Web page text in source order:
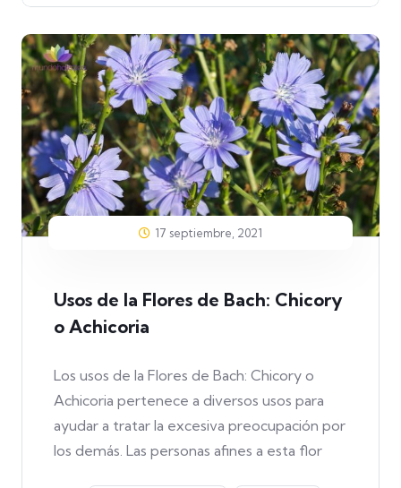
17 septiembre, 2021
Usos de la Flores de Bach: Chicory
o Achicoria
Los usos de la Flores de Bach: Chicory o
Achicoria pertenece a diversos usos para
ayudar a tratar la excesiva preocupación por
los demás. Las personas afines a esta flor